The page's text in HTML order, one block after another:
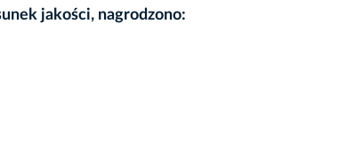
jakości, nagrodzono: